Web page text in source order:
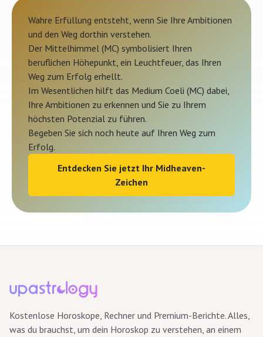
Wahre Erfüllung entsteht, wenn Sie Ihre Ambitionen
und den Weg dorthin verstehen.
Der Mittelhimmel (MC) symbolisiert Ihren
beruflichen Höhepunkt, ein Leuchtfeuer, das Ihren
Weg zum Erfolg erhellt.
Im Wesentlichen hilft das Medium Coeli (MC) dabei,
Ihre Ambitionen zu erkennen und Sie zu Ihrem
höchsten Potenzial zu führen.
Begeben Sie sich noch heute auf Ihren Weg zum
Erfolg.
Entdecken Sie jetzt Ihr Midheaven-
Zeichen
Kostenlose Horoskope, Rechner und Premium-Berichte. Alles,
was du brauchst, um dein Horoskop zu verstehen, an einem